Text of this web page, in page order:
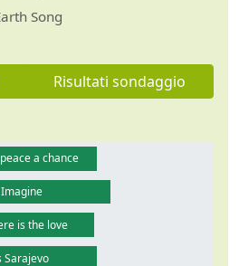
Song
Risultati sondaggio
a chance
Imagine
is the love
Sarajevo